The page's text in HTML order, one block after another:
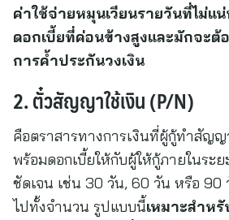
ค่าใช้จ่ายหมุนเวียนรายวันที่ไม่แ
ดอกเบี้ยที่ค่อนข้างสูงและมักจะต้
การค้ำประกันวงเงิน
2. ตั๋วสัญญาใช้เงิน (P/N)
คือตราสารทางการเงินที่ผู้กู้ทำสัญญ
พร้อมดอกเบี้ยให้กับผู้ให้กู้ภายในระ
ชัดเจน เช่น 30 วัน, 60 วัน หรือ 90
ไปทั้งจำนวน รูปแบบนี้เหมาะสำห